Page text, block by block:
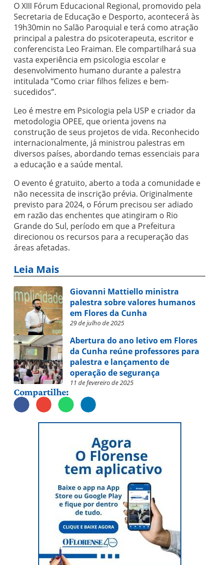
O XIII Fórum Educacional Regional, promovido pela
Secretaria de Educação e Desporto, acontecerá às
19h30min no Salão Paroquial e terá como atração
principal a palestra do psicoterapeuta, escritor e
conferencista Leo Fraiman. Ele compartilhará sua
vasta experiência em psicologia escolar e
desenvolvimento humano durante a palestra
intitulada “Como criar filhos felizes e bem-
sucedidos”.
Leo é mestre em Psicologia pela USP e criador da
metodologia OPEE, que orienta jovens na
construção de seus projetos de vida. Reconhecido
internacionalmente, já ministrou palestras em
diversos países, abordando temas essenciais para
a educação e a saúde mental.
O evento é gratuito, aberto a toda a comunidade e
não necessita de inscrição prévia. Originalmente
previsto para 2024, o Fórum precisou ser adiado
em razão das enchentes que atingiram o Rio
Grande do Sul, período em que a Prefeitura
direcionou os recursos para a recuperação das
áreas afetadas.
Leia Mais
Giovanni Mattiello ministra
palestra sobre valores humanos
em Flores da Cunha
29 de julho de 2025
Abertura do ano letivo em Flores
da Cunha reúne professores para
palestra e lançamento de
operação de segurança
11 de fevereiro de 2025
Compartilhe: